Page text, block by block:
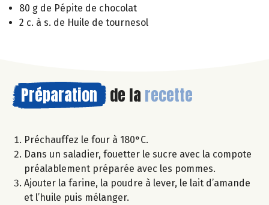
80 g de Pépite de chocolat
2 c. à s. de Huile de tournesol
Préparation de la recette
Préchauffez le four à 180°C.
Dans un saladier, fouetter le sucre avec la compote
préalablement préparée avec les pommes.
Ajouter la farine, la poudre à lever, le lait d’amande
et l’huile puis mélanger.